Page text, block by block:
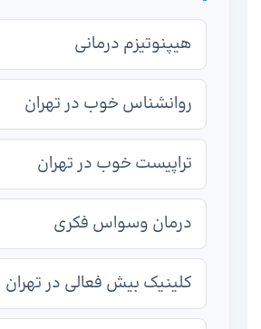
هیپنوتیزم درمانی
روانشناس خوب در تهران
تراپیست خوب در تهران
درمان وسواس فکری
کلینیک بیش فعالی در تهران